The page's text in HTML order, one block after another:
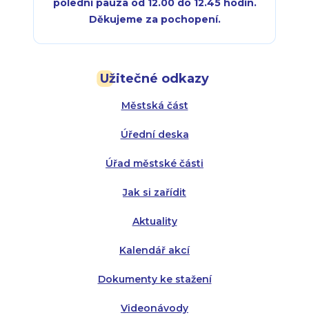
Užitečné odkazy
Městská část
Úřední deska
Úřad městské části
Jak si zařídit
Aktuality
Kalendář akcí
Dokumenty ke stažení
Videonávody
Děkujeme za pochopení.
Úterý:
Středa:
Čtvrtek:
Pátek:
Úterý:
Středa:
Čtvrtek: